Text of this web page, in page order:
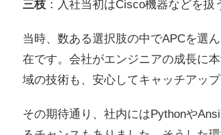
三枝：入社当初はCisco機器などを扱
当時、数ある選択肢の中でAPCを選
在です。会社がエンジニアの成長に
域の技術も、安心してキャッチアッ
その期待通り、社内にはPythonや